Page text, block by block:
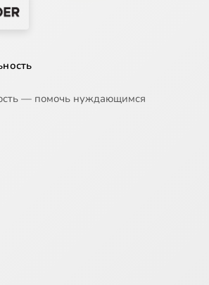
— помочь нуждающимся